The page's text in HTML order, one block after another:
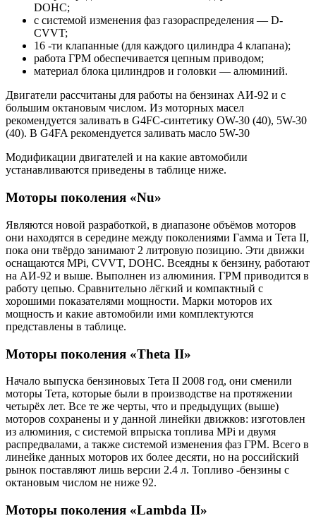
DOHC;
с системой изменения фаз газораспределения — D-
CVVT;
16 -ти клапанные (для каждого цилиндра 4 клапана);
работа ГРМ обеспечивается цепным приводом;
материал блока цилиндров и головки — алюминий.
Двигатели рассчитаны для работы на бензинах АИ-92 и с
большим октановым числом. Из моторных масел
рекомендуется заливать в G4FC-синтетику OW-30 (40), 5W-30
(40). В G4FA рекомендуется заливать масло 5W-30
Модификации двигателей и на какие автомобили
устанавливаются приведены в таблице ниже.
Моторы поколения «Nu»
Являются новой разработкой, в диапазоне объёмов моторов
они находятся в середине между поколениями Гамма и Тета II,
пока они твёрдо занимают 2 литровую позицию. Эти движки
оснащаются MPi, CVVT, DOHC. Всеядны к бензину, работают
на АИ-92 и выше. Выполнен из алюминия. ГРМ приводится в
работу цепью. Сравнительно лёгкий и компактный с
хорошими показателями мощности. Марки моторов их
мощность и какие автомобили ими комплектуются
представлены в таблице.
Моторы поколения «Theta II»
Начало выпуска бензиновых Тета II 2008 год, они сменили
моторы Тета, которые были в производстве на протяжении
четырёх лет. Все те же черты, что и предыдущих (выше)
моторов сохранены и у данной линейки движков: изготовлен
из алюминия, с системой впрыска топлива MPi и двумя
распредвалами, а также системой изменения фаз ГРМ. Всего в
линейке данных моторов их более десяти, но на российский
рынок поставляют лишь версии 2.4 л. Топливо -бензины с
октановым числом не ниже 92.
Моторы поколения «Lambda II»